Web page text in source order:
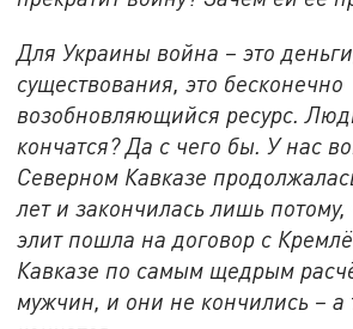
Для Украины война – это
существования, это бесконечно
возобновляющийся ресурс.
кончатся? Да с чего бы. У нас
Северном Кавказе
лет и закончилась лишь потому,
элит пошла на договор с
Кавказе по самым щедрым
мужчин, и они не кончились – а